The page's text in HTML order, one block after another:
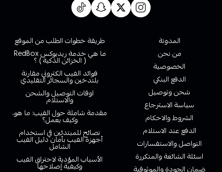
المدونة
من نحن
الخصوصية
الدفع البنكي
شحن وتوصيل
سياسة الاسترجاع
الشروط والاحكام
الدفع عند الاستلام
التواصل والاستفسارات
اسئلة الشائعة والمتكررة
ضمان الجودة والموثوقية
طريقة خطوات الطلب من الموقع
ما هي خدمة ريدبوكس RedBox
( الخزائن الذكية ) ؟
فوائد الفيب الكتروني مقارنة
بلتدخين والسجائر التقليدي
اوقات التوصيل والشحن
والاستلام
مقدمة شاملة حول الفيب: ما هو،
وكيف يعمل؟
نصائح للمبتدئين في استخدام
أجهزة الفيب بأمان دليل الفيب
الشامل
الأسباب المؤدية لاحتراق الفيب
وكيفية إصلاحها